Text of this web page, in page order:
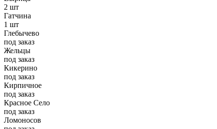
2 шт
Гатчина
1 шт
Глебычево
под заказ
Жельцы
под заказ
Кикерино
под заказ
Кирпичное
под заказ
Красное Село
под заказ
Ломоносов